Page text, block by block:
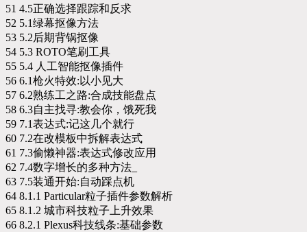
51 4.5正确选择跟踪和反求
52 5.1绿幕抠像方法
53 5.2后期背锅抠像
54 5.3 ROTO笔刷工具
55 5.4 人工智能抠像插件
56 6.1枪火特效:以小见大
57 6.2熟练工之路:合成技能盘点
58 6.3自主找寻:教会你，饿死我
59 7.1表达式:记这几个就行
60 7.2在改模板中拆解表达式
61 7.3偷懒神器:表达式修改应用
62 7.4数字增长的多种方法_
63 7.5装通开始:自动踩点机
64 8.1.1 Particular粒子插件参数解析
65 8.1.2 城市科技粒子上升效果
66 8.2.1 Plexus科技线条:基础参数